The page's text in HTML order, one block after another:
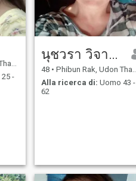
-
นุชวรา วิจารณรงค์
48 • Phibun Rak, Udon Thani, Thailandia
Alla ricerca di: Uomo 43 -
62